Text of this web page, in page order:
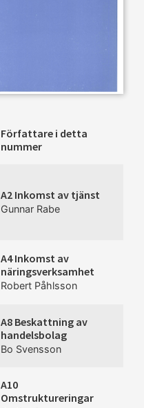
Författare i detta
nummer
A2 Inkomst av tjänst
Gunnar Rabe
A4 Inkomst av
näringsverksamhet
Robert Påhlsson
A8 Beskattning av
handelsbolag
Bo Svensson
A10
Omstruktureringar